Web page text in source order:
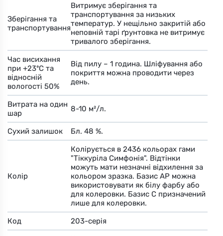
Зберігання та
транспортування
Витримує зберігання та
транспортування за низьких
температур. У нещільно закритій або
неповній тарі ґрунтовка не витримує
тривалого зберігання.
Час висихання
при +23ºС та
відносній
вологості 50%
Від пилу – 1 година. Шліфування або
покриття можна проводити через
день.
Витрата на один
шар
8-10 м²/л.
Сухий залишок Бл. 48 %.
Колір
Колірується в 2436 кольорах гами
"Тіккуріла Симфонія". Відтінки
можуть мати незначні відхилення за
кольором зразка. Базис АР можна
використовувати як білу фарбу або
для колеровки. Базис С призначений
лише для колеровки.
Код
203-серія